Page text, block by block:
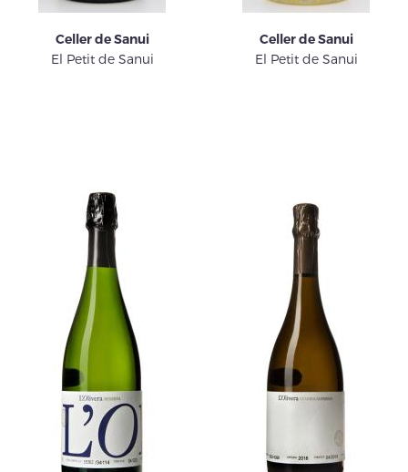
Celler de Sanui
El Petit de Sanui
Celler de Sanui
El Petit de Sanui